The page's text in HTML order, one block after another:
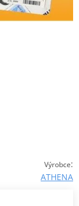
Výrobce:
ATHENA